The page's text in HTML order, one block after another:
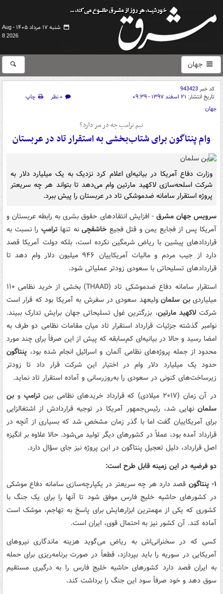
شنبه ۱۷ مرداد ۱۴۰۵ -
Aug
8 2026
جهان
کد خبر943423
تاریخ انتشار: ۲۱ اسفند ۱۳۹۷ - ۰۹:۳۹ ۰ نظر
چاپ
جهان
تیم ترامپ چه در سر دارد؟
وام پنتاگون برای شتاب‌بخشی به استقرار تاد در عربستان
وزارت دفاع آمریکا در بیانیه‌ای اعلام کرد نزدیک به یک میلیارد دلار به
شرکت اسلحه‌سازی لاکهید مارتین وام می‌دهد تا بتواند هر چه سریعتر
پروژه استقرار سامانه ضدموشکی تاد در عربستان را پیش ببرد.
سرویس جهان مشرق - افزایش انتقادهای حقوق بشری به رابطه عربستان و
آمریکا پس از فجایع یمن و قتل فجیع خاشقچی نه تنها ترامپ را نسبت به
قراردادهای پیشین با ریاض شرمگین نکرده است، بلکه دولت آمریکا قصد
دارد از جیب مردم و مالیات آمریکاییان ۹۴۶ میلیون دلار وام دهد تا
قراردادهای تسلیحاتی با سعودی زودتر عملیاتی شود.
استقرار سامانه دفاع ضدموشکی تاد (THAAD) بخشی از خرید نظامی ۱۱۰
میلیاردیبن سلمانولیعهد سعودی در سفرش به آمریکا بود که قرار است
شرکتلاکهید مارتین، بزرگترین غول تسلیحاتی جهان برایش تدارک ببیند.
نوامبر گذشته جزئیات قرارداد استقرار تاد میان مقامات نظامی دو طرف به
امضا رسید و حالا در بیانیه‌ای کم‌سابقه که پیش از این صرفاً برای چند مورد
محدود از جمله پروژه‌های نظامی آلمان و اسرائیل انجام شده بود، پنتاگون
حدود یک میلیارد دلار وام در اختیار این شرکت قرار داد تا زودتر
زیرساخت‌های کنونی در سعودی را به‌روزرسانی و آماده استقرار تاد نماید.
در آن زمان (۲۰۱۷ میلادی) که قرارداد خریدهای نظامی بین
ترامپ و بن
سلمان نهایی شد، رئیس‌جمهور آمریکا در توجیه قراردادش از اشتغالزایی
برای آمریکاییان گفت اما با گذر زمان مشخص شد که بسیاری از آنچه در
قرارداد آمده بود، عملاً در کشورهای دیگر تولید می‌شود. حالا علاوه بر انگیزه
اصل قرارداد، دلیل تعجیل پنتاگون در این پروژه نیز جای سؤال دارد.
دو فرضیه در این زمینه قابل طرح است:
۱- پنتاگون
قصد دارد هر چه سریعتر در یکپارچه‌سازی سامانه دفاع موشکی
در کشورهای حاشیه خلیج فارس موفق شود تا آنها را برای یک جنگ با
کشوری که یکی از مهمترین ابزارهایش برای پاسخ به تهاجم، موشک است
آماده کند. آن کشور نیز به احتمال قوی، ایران است.
کسی که در سخنرانی‌اش به ریاض می‌گوید هزینه ماندگاری نیروهای
آمریکایی در سوریه را باید بپردازد، قطعاً در صورت برنامه‌ریزی برای حمله
به ایران قصد دارد کشورهای حاشیه خلیج فارس را به درگیری مستقیم
سوق دهد و خود صرفاً سود این جنگ را برداشت کند.